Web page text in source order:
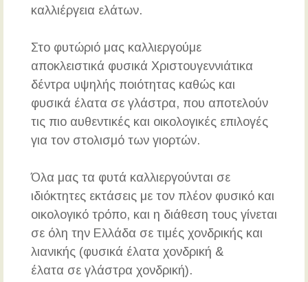
καλλιέργεια ελάτων.
Στο φυτώριό μας καλλιεργούμε
αποκλειστικά φυσικά Χριστουγεννιάτικα
δέντρα υψηλής ποιότητας καθώς και
φυσικά έλατα σε γλάστρα, που αποτελούν
τις πιο αυθεντικές και οικολογικές επιλογές
για τον στολισμό των γιορτών.
Όλα μας τα φυτά καλλιεργούνται σε
ιδιόκτητες εκτάσεις με τον πλέον φυσικό και
οικολογικό τρόπο, και η διάθεση τους γίνεται
σε όλη την Ελλάδα σε τιμές χονδρικής και
λιανικής (φυσικά έλατα χονδρική &
έλατα σε γλάστρα χονδρική).